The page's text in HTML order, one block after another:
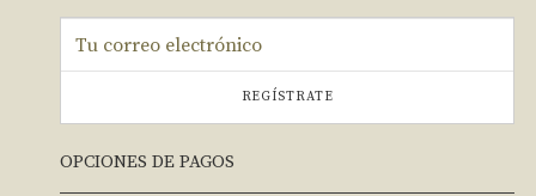
REGÍSTRATE
OPCIONES DE PAGOS